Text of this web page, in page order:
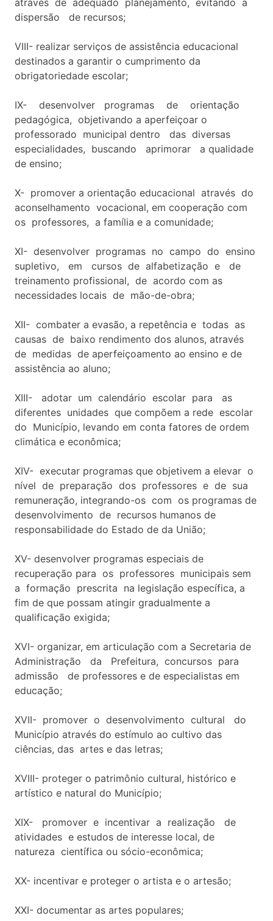
dispersão de recursos;
VIII- realizar serviços de assistência educacional
destinados a garantir o cumprimento da
obrigatoriedade escolar;
IX- desenvolver programas de orientação
pedagógica, objetivando a aperfeiçoar o
professorado municipal dentro das diversas
especialidades, buscando aprimorar a qualidade
de ensino;
X- promover a orientação educacional através do
aconselhamento vocacional, em cooperação com
os professores, a família e a comunidade;
XI- desenvolver programas no campo do ensino
supletivo, em cursos de alfabetização e de
treinamento profissional, de acordo com as
necessidades locais de mão-de-obra;
XII- combater a evasão, a repetência e todas as
causas de baixo rendimento dos alunos, através
de medidas de aperfeiçoamento ao ensino e de
assistência ao aluno;
XIII- adotar um calendário escolar para as
diferentes unidades que compõem a rede escolar
do Município, levando em conta fatores de ordem
climática e econômica;
XIV- executar programas que objetivem a elevar o
nível de preparação dos professores e de sua
remuneração, integrando-os com os programas de
desenvolvimento de recursos humanos de
responsabilidade do Estado de da União;
XV- desenvolver programas especiais de
recuperação para os professores municipais sem
a formação prescrita na legislação específica, a
fim de que possam atingir gradualmente a
qualificação exigida;
XVI- organizar, em articulação com a Secretaria de
Administração da Prefeitura, concursos para
admissão de professores e de especialistas em
educação;
XVII- promover o desenvolvimento cultural do
Município através do estímulo ao cultivo das
ciências, das artes e das letras;
XVIII- proteger o patrimônio cultural, histórico e
artístico e natural do Município;
XIX- promover e incentivar a realização de
atividades e estudos de interesse local, de
natureza científica ou sócio-econômica;
XX- incentivar e proteger o artista e o artesão;
XXI- documentar as artes populares;